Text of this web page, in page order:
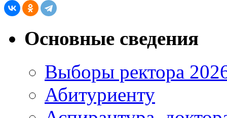
Основные сведения
Выборы ректора
Абитуриенту